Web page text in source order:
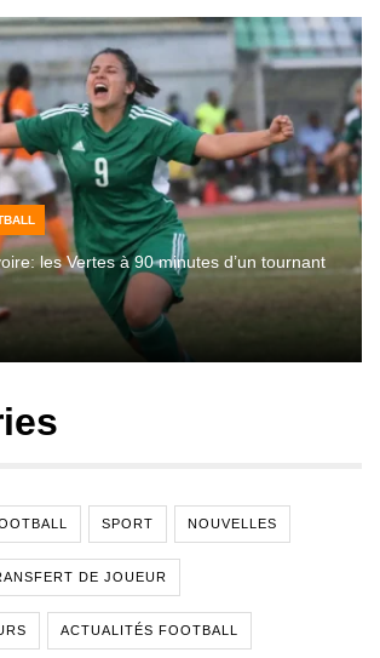
les Vertes à 90 minutes d’un tournant
SPORT NOUVELLES
DE JOUEUR
ACTUALITÉS FOOTBALL